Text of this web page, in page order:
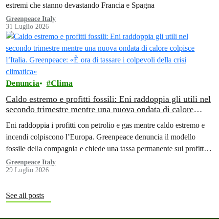
estremi che stanno devastando Francia e Spagna
Greenpeace Italy
31 Luglio 2026
Denuncia Clima
Caldo estremo e profitti fossili: Eni raddoppia gli utili nel
secondo trimestre mentre una nuova ondata di calore
della crisi climatica»
Eni raddoppia i profitti con petrolio e gas mentre caldo estremo e
incendi colpiscono l’Europa. Greenpeace denuncia il modello
fossile della compagnia e chiede una tassa permanente sui profitti
delle aziende fossili
Greenpeace Italy
29 Luglio 2026
See all posts